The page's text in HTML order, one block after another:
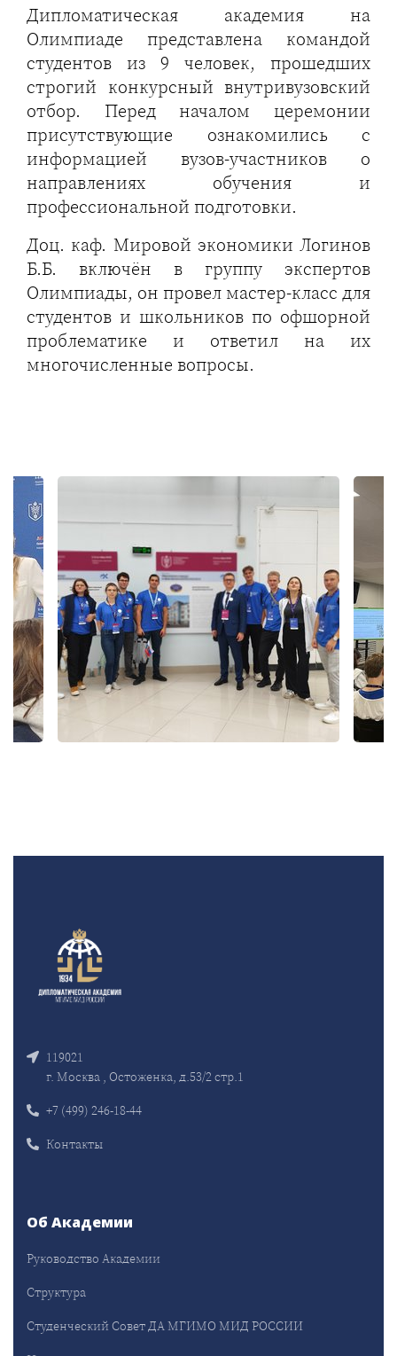
Дипломатическая академия на
Олимпиаде представлена командой
студентов из 9 человек, прошедших
строгий конкурсный внутривузовский
отбор. Перед началом церемонии
присутствующие ознакомились с
информацией вузов-участников о
направлениях обучения и
профессиональной подготовки.
Доц. каф. Мировой экономики Логинов
Б.Б. включён в группу экспертов
Олимпиады, он провел мастер-класс для
студентов и школьников по офшорной
проблематике и ответил на их
многочисленные вопросы.
119021
г. Москва , Остоженка, д.53/2 стр.1
+7 (499) 246-18-44
Контакты
Об Академии
Руководство Академии
Структура
Студенческий Совет ДА МГИМО МИД РОССИИ